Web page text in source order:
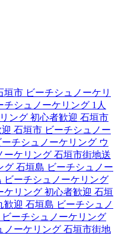
垣市 ビーチシュノーケリ
チシュノーケリング 1人
ング 初心者歓迎 石垣市
石垣市 ビーチシュノー
チシュノーケリング ウ
ーケリング 石垣市街地送
グ 石垣島 ビーチシュノー
ビーチシュノーケリング
リング 初心者歓迎 石垣
歓迎 石垣島 ビーチシュノ
ーチシュノーケリング
ノーケリング 石垣市街地